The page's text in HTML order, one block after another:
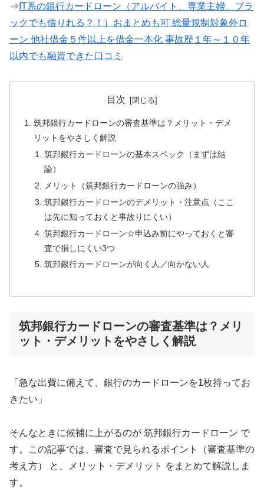
⇒ IT系の銀行カードローン（アルバイト、専業主婦、ブラ
ックでも借りれる？！）おまとめも可 総量規制対象外ロ
ーン 他社借金５件以上を借金一本化 事故歴１年～１０年
以内でも融資できた口コミ
目次
筑邦銀行カードローンの審査基準は？メリット・デメ
リットをやさしく解説
筑邦銀行カードローンの基本スペック（まずは結
論）
メリット（筑邦銀行カードローンの強み）
筑邦銀行カードローンのデメリット・注意点（ここ
は先に知っておくと事故りにくい）
筑邦銀行カードローン☆申込み前にやっておくと審
査で損しにくい3つ
筑邦銀行カードローンが向く人／向かない人
筑邦銀行カードローンの審査基準は？メリ
ット・デメリットをやさしく解説
「急な出費に備えて、銀行のカードローンを1枚持ってお
きたい」
そんなときに候補に上がるのが 筑邦銀行カードローン で
す。この記事では、審査で見られるポイント（審査基準の
考え方） と、メリット・デメリット をまとめて解説しま
す。